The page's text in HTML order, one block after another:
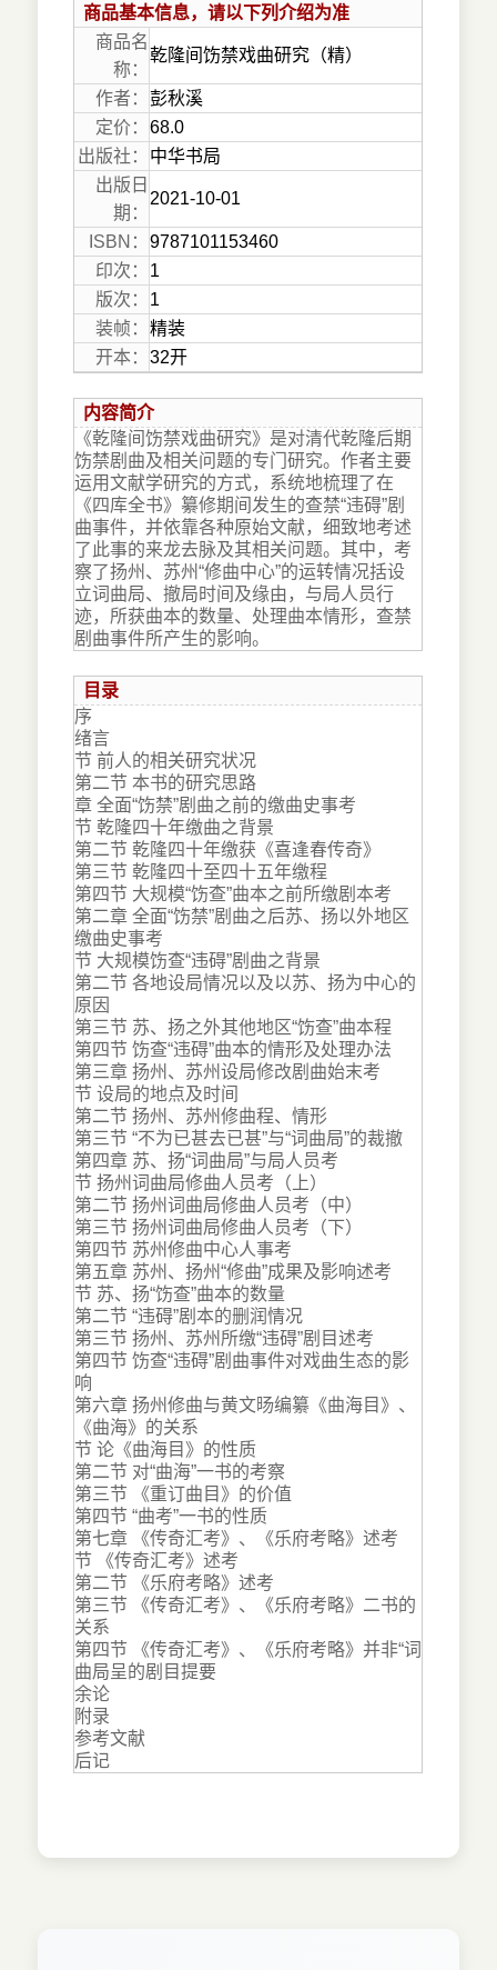
商品基本信息，请以下列介绍为准
商品名
称：
乾隆间饬禁戏曲研究（精）
作者： 彭秋溪
定价： 68.0
出版社： 中华书局
出版日
期：
2021-10-01
ISBN： 9787101153460
印次： 1
版次： 1
装帧： 精装
开本： 32开
内容简介
《乾隆间饬禁戏曲研究》是对清代乾隆后期
饬禁剧曲及相关问题的专门研究。作者主要
运用文献学研究的方式，系统地梳理了在
《四库全书》纂修期间发生的查禁“违碍”剧
曲事件，并依靠各种原始文献，细致地考述
了此事的来龙去脉及其相关问题。其中，考
察了扬州、苏州“修曲中心”的运转情况括设
立词曲局、撤局时间及缘由，与局人员行
迹，所获曲本的数量、处理曲本情形，查禁
剧曲事件所产生的影响。
目录
序
绪言
节 前人的相关研究状况
第二节 本书的研究思路
章 全面“饬禁”剧曲之前的缴曲史事考
节 乾隆四十年缴曲之背景
第二节 乾隆四十年缴获《喜逢春传奇》
第三节 乾隆四十至四十五年缴程
第四节 大规模“饬查”曲本之前所缴剧本考
第二章 全面“饬禁”剧曲之后苏、扬以外地区
缴曲史事考
节 大规模饬查“违碍”剧曲之背景
第二节 各地设局情况以及以苏、扬为中心的
原因
第三节 苏、扬之外其他地区“饬查”曲本程
第四节 饬查“违碍”曲本的情形及处理办法
第三章 扬州、苏州设局修改剧曲始末考
节 设局的地点及时间
第二节 扬州、苏州修曲程、情形
第三节 “不为已甚去已甚”与“词曲局”的裁撤
第四章 苏、扬“词曲局”与局人员考
节 扬州词曲局修曲人员考（上）
第二节 扬州词曲局修曲人员考（中）
第三节 扬州词曲局修曲人员考（下）
第四节 苏州修曲中心人事考
第五章 苏州、扬州“修曲”成果及影响述考
节 苏、扬“饬查”曲本的数量
第二节 “违碍”剧本的删润情况
第三节 扬州、苏州所缴“违碍”剧目述考
第四节 饬查“违碍”剧曲事件对戏曲生态的影
响
第六章 扬州修曲与黄文旸编纂《曲海目》、
《曲海》的关系
节 论《曲海目》的性质
第二节 对“曲海”一书的考察
第三节 《重订曲目》的价值
第四节 “曲考”一书的性质
第七章 《传奇汇考》、《乐府考略》述考
节 《传奇汇考》述考
第二节 《乐府考略》述考
第三节 《传奇汇考》、《乐府考略》二书的
关系
第四节 《传奇汇考》、《乐府考略》并非“词
曲局呈的剧目提要
余论
附录
参考文献
后记